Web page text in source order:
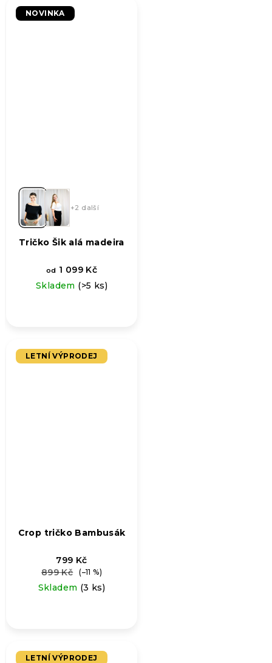
5,0
z
NOVINKA
+2 další
Tričko Šik alá madeira
od 1 099 Kč
Skladem (>5 ks)
LETNÍ VÝPRODEJ
Crop tričko Bambusák
799 Kč
899 Kč
(–11 %)
Skladem (3 ks)
LETNÍ VÝPRODEJ